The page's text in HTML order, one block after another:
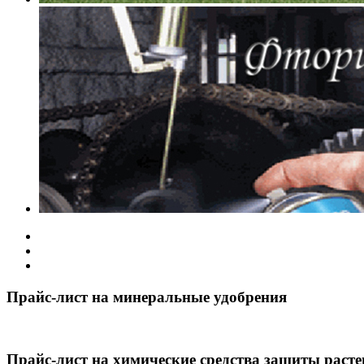
Прайс-лист на минеральные удобрения
Прайс-лист на химические средства защиты